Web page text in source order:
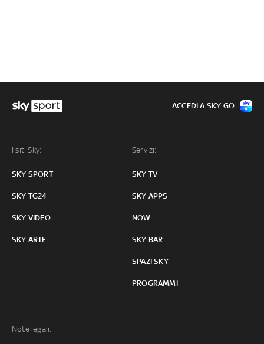
I siti Sky:
SKY SPORT
SKY TG24
SKY VIDEO
SKY ARTE
Servizi:
SKY TV
SKY APPS
NOW
SKY BAR
SPAZI SKY
PROGRAMMI
Note legali:
ACCEDI A SKY GO